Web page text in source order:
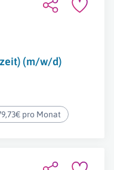
(m/w/d)
pro Monat